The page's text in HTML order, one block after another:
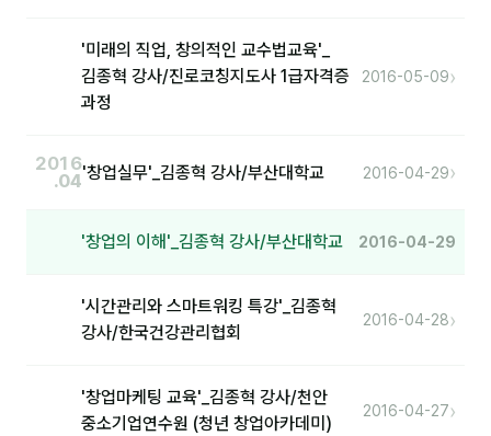
B2B 영업도구
용어사전
트렌드 리포트
'미래의 직업, 창의적인 교수법교육'_
김종혁 강사/진로코칭지도사 1급자격증
과정
2016-05-09›
2016
.04'창업실무'_김종혁 강사/부산대학교 2016-04-29›
'창업의 이해'_김종혁 강사/부산대학교 2016-04-29
'시간관리와 스마트워킹 특강'_김종혁
강사/한국건강관리협회
2016-04-28›
'창업마케팅 교육'_김종혁 강사/천안
중소기업연수원 (청년 창업아카데미)
2016-04-27›